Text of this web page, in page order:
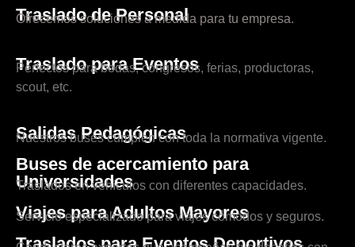
Traslado de Personal
Ofrecemos soluciones a medida para tu empresa.
Traslado para Eventos
Perfectos para bodas, congresos, ferias, productoras,
scout, etc.
Salidas Pedagógicas
Nuestros buses cumplen con toda la normativa vigente.
Buses de acercamiento para
Universidades
Traslados en vehículos con diferentes capacidades.
Viajes para Adultos Mayores
Servicio especializado para viajes cómodos y seguros.